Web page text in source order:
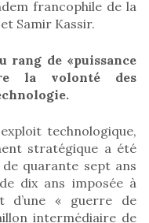
francophile de la
Samir Kassir.
rang de «puissance
la volonté des
technologique,
stratégique a été
quarante sept ans
dix ans imposée à
d’une « guerre de
intermédiaire de